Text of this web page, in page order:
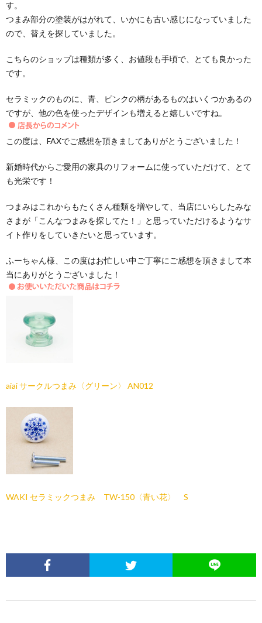
す。
つまみ部分の塗装がはがれて、いかにも古い感じになっていました
ので、替えを探していました。
こちらのショップは種類が多く、お値段も手頃で、とても良かった
です。
セラミックのものに、青、ピンクの柄があるものはいくつかあるの
ですが、他の色を使ったデザインも増えると嬉しいですね。
この度は、FAXでご感想を頂きましてありがとうございました！
新婚時代からご愛用の家具のリフォームに使っていただけて、とて
も光栄です！
つまみはこれからもたくさん種類を増やして、当店にいらしたみな
さまが「こんなつまみを探してた！」と思っていただけるようなサ
イト作りをしていきたいと思っています。
ふーちゃん様、この度はお忙しい中ご丁寧にご感想を頂きまして本
当にありがとうございました！
aiai サークルつまみ〈グリーン〉 AN012
WAKI セラミックつまみ TW-150〈青い花〉 S